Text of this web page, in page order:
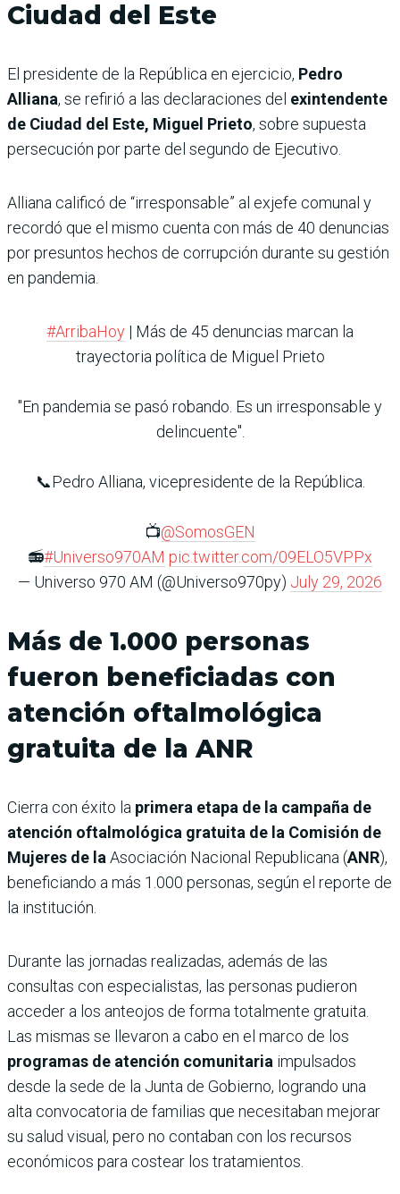
Ciudad del Este
El presidente de la República en ejercicio, Pedro
Alliana, se refirió a las declaraciones del exintendente
de Ciudad del Este, Miguel Prieto, sobre supuesta
persecución por parte del segundo de Ejecutivo.
Alliana calificó de “irresponsable” al exjefe comunal y
recordó que el mismo cuenta con más de 40 denuncias
por presuntos hechos de corrupción durante su gestión
en pandemia.
#ArribaHoy | Más de 45 denuncias marcan la
trayectoria política de Miguel Prieto
"En pandemia se pasó robando. Es un irresponsable y
delincuente".
📞Pedro Alliana, vicepresidente de la República.
📺@SomosGEN
📻#Universo970AM pic.twitter.com/09ELO5VPPx
— Universo 970 AM (@Universo970py) July 29, 2026
Más de 1.000 personas
fueron beneficiadas con
atención oftalmológica
gratuita de la ANR
Cierra con éxito la primera etapa de la campaña de
atención oftalmológica gratuita de la Comisión de
Mujeres de laAsociación Nacional Republicana (ANR),
beneficiando a más 1.000 personas, según el reporte de
la institución.
Durante las jornadas realizadas, además de las
consultas con especialistas, las personas pudieron
acceder a los anteojos de forma totalmente gratuita.
Las mismas se llevaron a cabo en el marco de los
programas de atención comunitaria impulsados
desde la sede de la Junta de Gobierno, logrando una
alta convocatoria de familias que necesitaban mejorar
su salud visual, pero no contaban con los recursos
económicos para costear los tratamientos.